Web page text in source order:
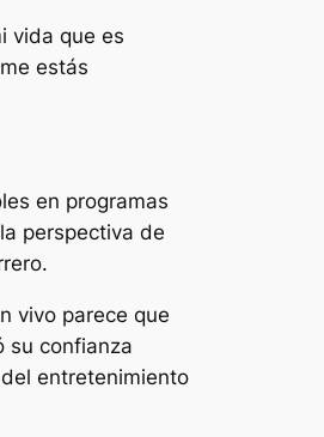
vida que es
estás
en programas
perspectiva de
vivo parece que
su confianza
entretenimiento